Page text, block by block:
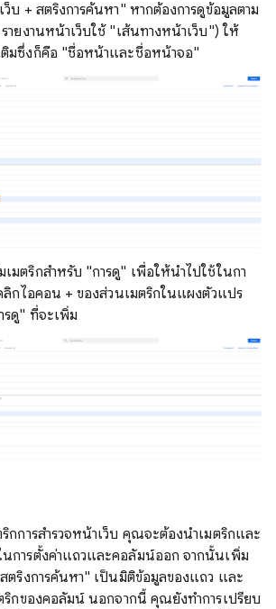
บ + สตริงการค้นหา" หากต้องการดูข้อมูลตาม
ายงานหน้าเว็บใช้ "เส้นทางหน้าเว็บ") ให้
ติมซึ่งก็คือ "ชื่อหน้าและชื่อหน้าจอ"
มตริกสําหรับ "การดู" เพื่อให้นําไปใช้ในกา
ลิกไอคอน + ของส่วนเมตริกในแผงตัวแปร
รดู" ที่จะเพิ่ม
ริกการสํารวจหน้าเว็บ คุณจะต้องนําเมตริกและ
การตั้งค่าแถวและคอลัมน์ออก จากนั้นเพิ่ม
ตริงการค้นหา" เป็นมิติข้อมูลของแถว และ
ริกของคอลัมน์ นอกจากนี้ คุณยังทำการเปรียบ